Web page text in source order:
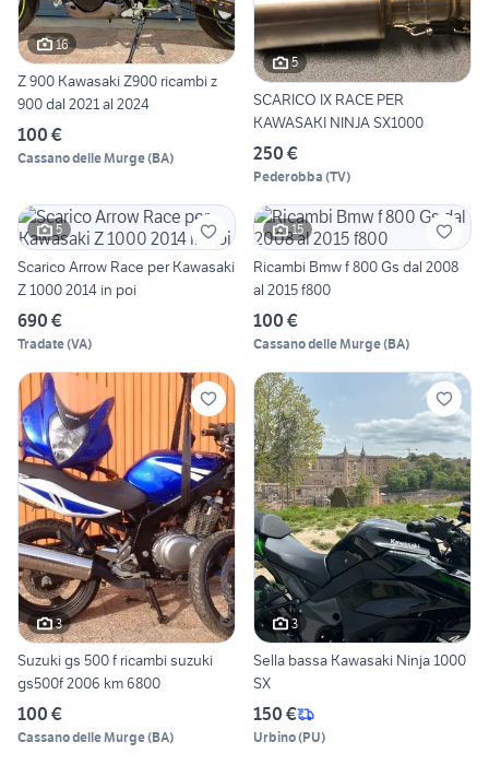
16
Z 900 Kawasaki Z900 ricambi z
900 dal 2021 al 2024
100 €
Cassano delle Murge(BA)
5
SCARICO IX RACE PER
KAWASAKI NINJA SX1000
250 €
Pederobba (TV)
5
Scarico Arrow Race per Kawasaki
Z 1000 2014 in poi
690 €
Tradate(VA)
15
Ricambi Bmw f 800 Gs dal 2008
al 2015 f800
100 €
Cassano delle Murge(BA)
3
Suzuki gs 500 f ricambi suzuki
gs500f 2006 km 6800
100 €
Cassano delle Murge(BA)
3
Sella bassa Kawasaki Ninja 1000
SX
150 €
Urbino(PU)